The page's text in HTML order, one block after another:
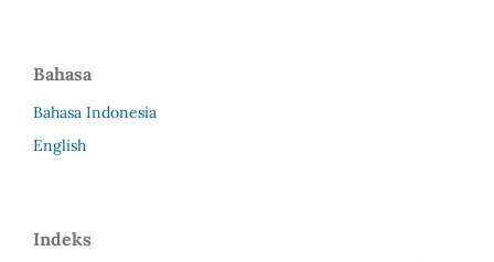
Bahasa
Bahasa Indonesia
English
Indeks